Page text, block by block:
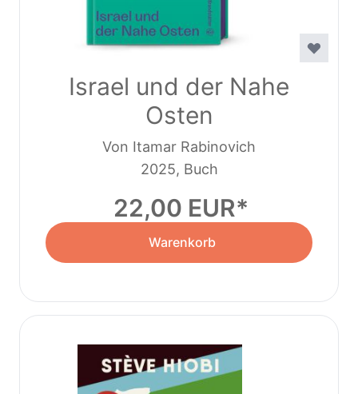
Israel und der Nahe
Osten
Von Itamar Rabinovich
2025, Buch
22,00 EUR
Warenkorb